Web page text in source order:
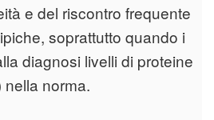
e del riscontro frequente
soprattutto quando i
diagnosi livelli di proteine
norma.